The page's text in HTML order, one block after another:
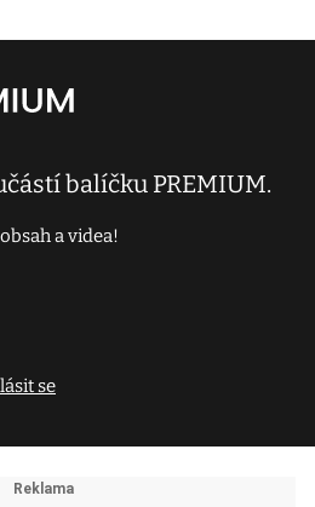
balíčku PREMIUM.
a videa!
se